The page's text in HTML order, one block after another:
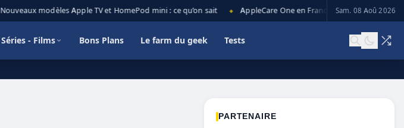
Nouveaux modèles Apple TV et HomePod mini : ce qu’on sait ◆ AppleCare One en France : prix, couverture et
Sam. 08 Aoû 2026
Séries - Films Bons Plans Le farm du geek Tests
PARTENAIRE